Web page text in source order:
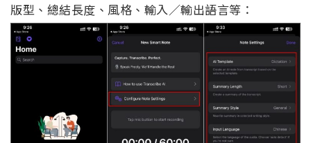
版型、總結長度、風格、輸入／輸出語言等：